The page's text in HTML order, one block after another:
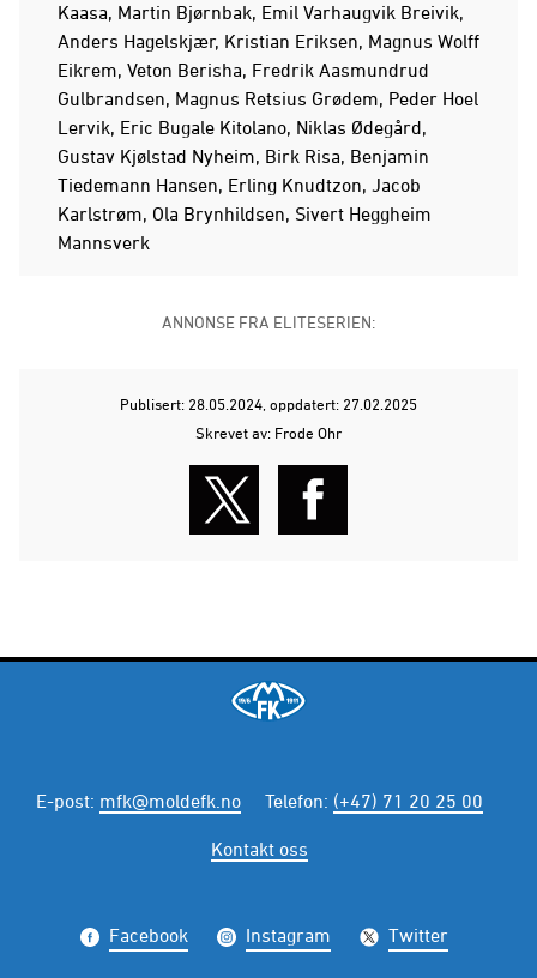
Kaasa, Martin Bjørnbak, Emil Varhaugvik Breivik,
Anders Hagelskjær, Kristian Eriksen, Magnus Wolff
Eikrem, Veton Berisha, Fredrik Aasmundrud
Gulbrandsen, Magnus Retsius Grødem, Peder Hoel
Lervik, Eric Bugale Kitolano, Niklas Ødegård,
Gustav Kjølstad Nyheim, Birk Risa, Benjamin
Tiedemann Hansen, Erling Knudtzon, Jacob
Karlstrøm, Ola Brynhildsen, Sivert Heggheim
Mannsverk
ANNONSE FRA ELITESERIEN:
Publisert: 28.05.2024 , oppdatert: 27.02.2025
Skrevet av: Frode Ohr
E-post: mfk@moldefk.no Telefon: (+47) 71 20 25 00
Kontakt oss
Facebook Instagram Twitter